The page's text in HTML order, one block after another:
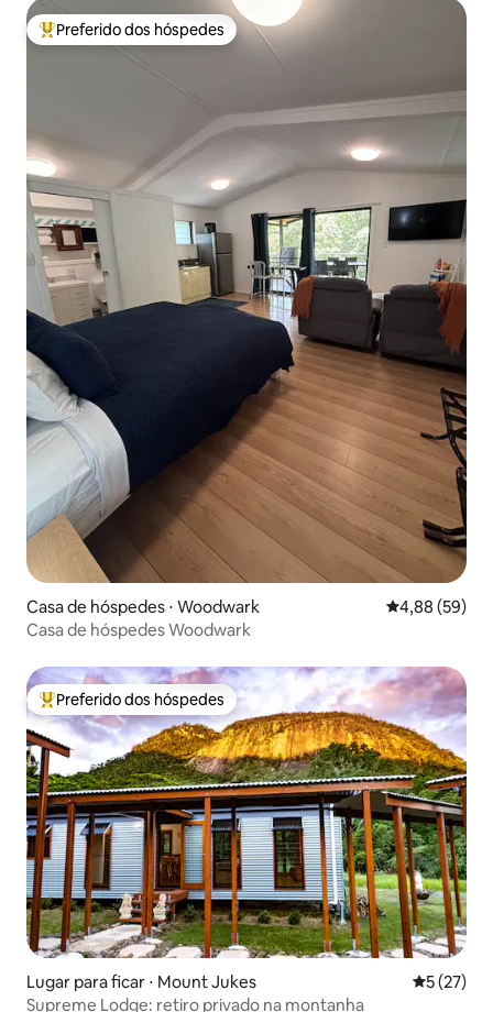
Entre os melhores preferidos dos hóspedes
Preferido dos hóspedes
Casa de hóspedes ⋅ Woodwark 4,88 de uma
4,88 (59)
Casa de hóspedes Woodwark
Entre os melhores preferidos dos hóspedes
Preferido dos hóspedes
Lugar para ficar ⋅ Mount Jukes 5 de uma
5 (27)
Supreme Lodge: retiro privado na montanha